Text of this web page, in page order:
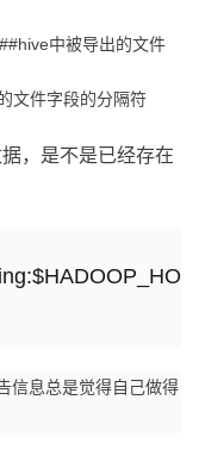
##hive中被导出的文件
文件字段的分隔符
，是不是已经存在
信息总是觉得自己做得